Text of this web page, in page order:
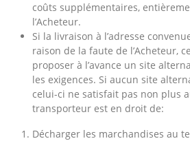
coûts supplémentaires,
l’Acheteur.
Si la livraison à l’adresse
raison de la faute de l’Acheteur,
proposer à l’avance un site
les exigences. Si aucun site
celui-ci ne satisfait pas non plus
transporteur est en droit de:
Décharger les marchandises au